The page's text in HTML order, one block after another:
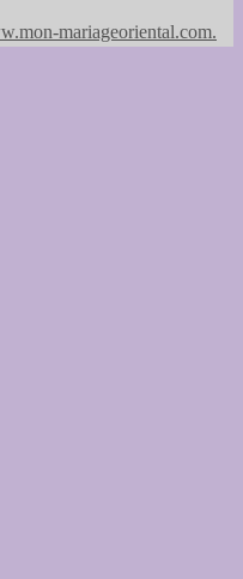
mariageoriental.com.